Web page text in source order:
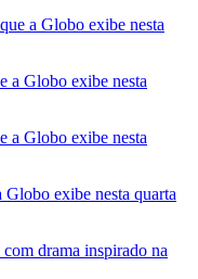
a Globo exibe nesta
exibe nesta quarta